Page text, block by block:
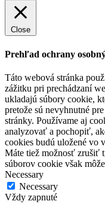
Close
Prehľad ochrany
Táto webová stránka
zážitku pri prechádzaní
ukladajú súbory cookie,
pretože sú nevyhnutné
stránky. Používame aj
analyzovať a pochopiť,
cookies budú uložené vo
Máte tiež možnosť zrušiť
súborov cookie však
Necessary
Necessary
Vždy zapnuté